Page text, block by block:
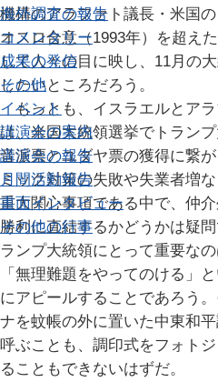
海外調査の報告
コメンタリー
成果の発信
その他
イベント
講演会の案内
講演会の報告
月間活動報告
書面インタビュー
その他の行事
機構のアラファト議長・米国
オスロ合意（1993年）を超え
して人々の目に映し、11月の
したいところだろう。
もっとも、イスラエルとアラ
は、米国大統領選挙でトラン
音派票とユダヤ票の獲得に繋
ミック対策の失敗や失業者増
重大関心事項である中で、仲
勝利に直結するかどうかは疑
ランプ大統領にとって重要な
「無理難題をやってのける」
にアピールすることであろう
ナを蚊帳の外に置いた中東和
呼ぶことも、調印式をフォト
ることもできないはずだ。